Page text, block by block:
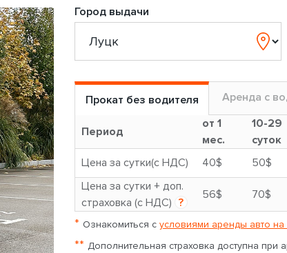
Город выдачи
Прокат без водителя Аренда с
Период
от 1
мес.
10-29
суток
Цена за сутки(с НДС) 40$ 50$
Цена за сутки + доп.
страховка (с НДС) ?
56$ 70$
* Ознакомиться с условиями аренды авто на
** Дополнительная страховка доступна при